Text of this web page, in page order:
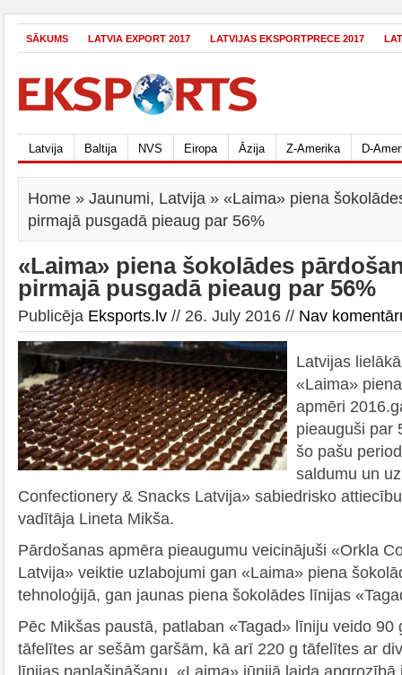
SĀKUMS LATVIA EXPORT 2017 LATVIJAS EKSPORTPRECE 2017
Latvija Baltija NVS Eiropa Āzija Z-Amerika D-
Home » Jaunumi, Latvija » «Laima» piena
pirmajā pusgadā pieaug par 56%
«Laima» piena šokolādes
pirmajā pusgadā pieaug par 56%
Publicēja Eksports.lv // 26. July 2016 // Nav
Latvijas
«Laima»
apmēri
pieauguši par
šo pašu
saldumu un
Confectionery & Snacks Latvija» sabiedrisko
vadītāja Lineta Mikša.
Pārdošanas apmēra pieaugumu veicinājuši «Orkla
Latvija» veiktie uzlabojumi gan «Laima» piena
tehnoloģijā, gan jaunas piena šokolādes līnijas
Pēc Mikšas paustā, patlaban «Tagad» līniju veido 90
tāfelītes ar sešām garšām, kā arī 220 g tāfelītes ar
līnijas paplašināšanu, «Laima» jūnijā laida apgrozībā